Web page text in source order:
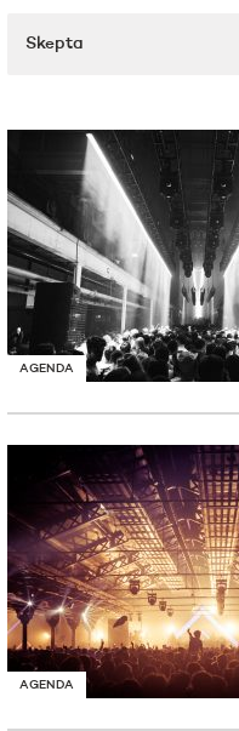
AGENDA
AGENDA